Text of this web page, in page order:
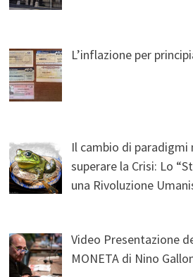
L’inflazione per
Il cambio di paradigmi
superare la Crisi: Lo
una Rivoluzione
Video Presentazione
MONETA di Nino